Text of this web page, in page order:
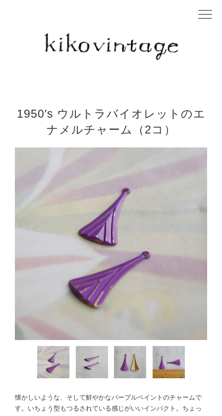
1950's ウルトラバイオレットのエ
ナメルチャーム（2コ）
懐かしいような、そして鮮やかなパープルペイントのチャームで
す。いちょう型もつるされている感じがいいインパクト。ちょっ